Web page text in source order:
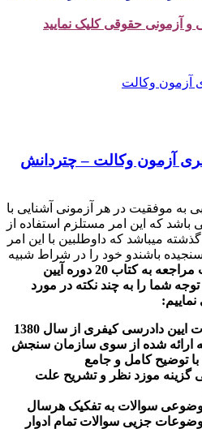
آزمونی حقوقی کلیک نمایید
به موفقیت در هر آزمونی آشنایی با
که این امر مستلزم استفاده از
میباشد که داوطلبین با این امر
باشندو خود را در شراط شبیه
جهت سهولت مراجعه به کتاب 20 دوره آیین
توجه شما را به چند نکته در مورد
:
گرداوری 20 دوره سوالات ایین دادرسی کیفری از سال 1380
با توضیح کامل و جامع
گزینه موزد نظر و تشریح علت
موضوعی سوالات به تفکیک هرسال
جزیی سوالات تمام ادوار